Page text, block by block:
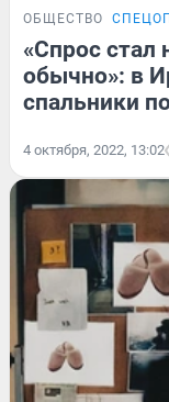
ОБЩЕСТВО
«Спрос стал
обычно»: в
спальники
4 октября, 2022, 13:02